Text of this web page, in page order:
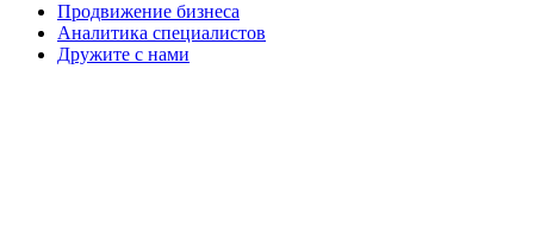
Продвижение бизнеса
Аналитика специалистов
Дружите с нами